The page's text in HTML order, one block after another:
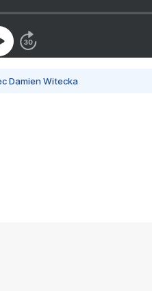
Damien Witecka